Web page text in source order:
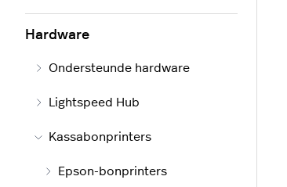
Hardware
Ondersteunde hardware
Lightspeed Hub
Kassabonprinters
Epson-bonprinters